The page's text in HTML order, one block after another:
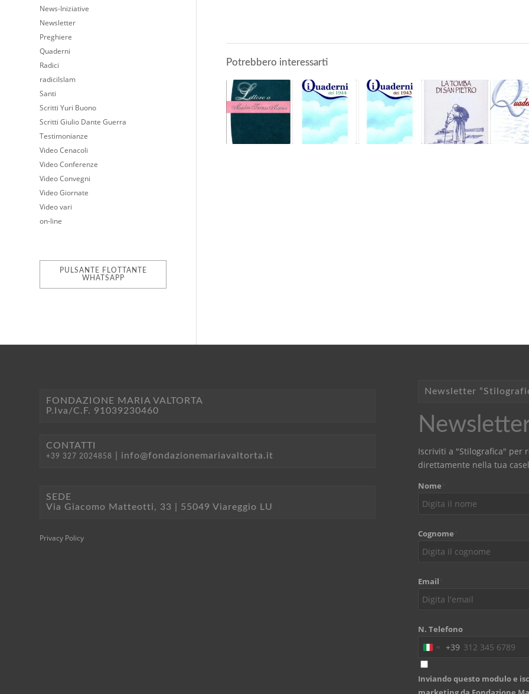
Potrebbero interessarti
News-Iniziative
Newsletter
Preghiere
Quaderni
Radici
radiciIslam
Santi
Scritti Yuri Buono
Scritti Giulio Dante Guerra
Testimonianze
Video Cenacoli
Video Conferenze
Video Convegni
Video Giornate
Video vari
on-line
PULSANTE FLOTTANTE
WHATSAPP
FONDAZIONE MARIA VALTORTA
P.Iva/C.F. 91039230460
CONTATTI
+39 327 2024858 info@fondazionemariavaltorta.it
SEDE
Via Giacomo Matteotti, 33 | 55049 Viareggio LU
Privacy Policy
Newsletter
Iscriviti a "Stilografica" per
direttamente nella tua
Nome
Cognome
Email
N. Telefono
Italy
+39
Inviando questo modulo e